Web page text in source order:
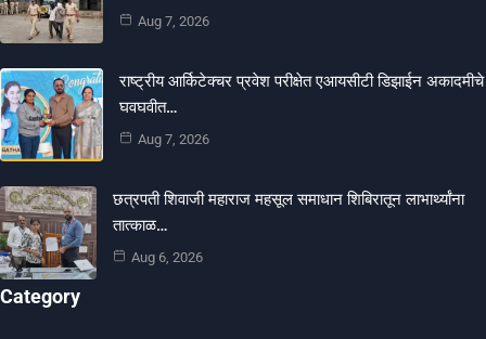
Aug 7, 2026
राष्ट्रीय आर्किटेक्चर प्रवेश परीक्षेत एआयसीटी डिझाईन अकादमीचे
घवघवीत…
Aug 7, 2026
छत्रपती शिवाजी महाराज महसूल समाधान शिबिरातून लाभार्थ्यांना
तात्काळ…
Aug 6, 2026
Category